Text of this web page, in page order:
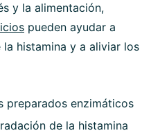
y la alimentación,
pueden ayudar a
histamina y a aliviar los
preparados enzimáticos
de la histamina